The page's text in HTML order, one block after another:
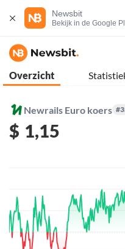
Newsbit
Bekijk in de Google
Overzicht
Newrails Euro koers
$ 1,15